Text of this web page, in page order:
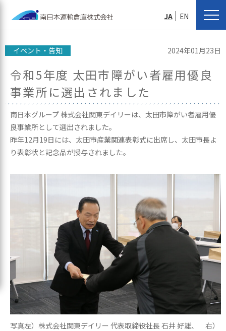
JA EN
イベント・告知 2024年01月23日
令和5年度 太田市障がい者雇用優良
事業所に選出されました
南日本グループ 株式会社関東デイリーは、太田市障がい者雇用優
良事業所として選出されました。
昨年12月19日には、太田市産業関連表彰式に出席し、太田市長よ
り表彰状と記念品が授与されました。
写真左）株式会社関東デイリー 代表取締役社長 石井 好雄、 右）